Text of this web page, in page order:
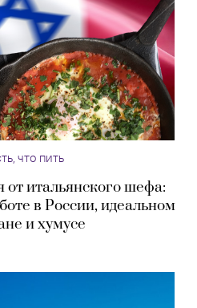
ЧТО ПИТЬ
от итальянского шефа:
в России, идеальном
и хумусе